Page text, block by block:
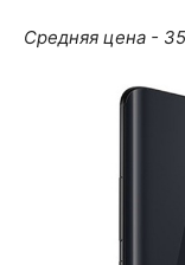
Средняя цена -